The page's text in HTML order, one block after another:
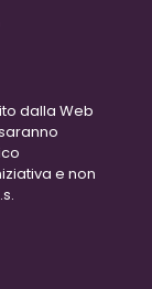
dalla Web
e non